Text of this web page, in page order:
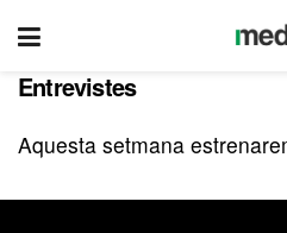
Entrevistes
Aquesta setmana